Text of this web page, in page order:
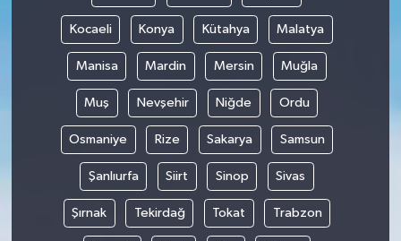
Kocaeli Konya Kütahya Malatya
Manisa Mardin Mersin Muğla
Muş Nevşehir Niğde Ordu
Osmaniye Rize Sakarya Samsun
Şanlıurfa Siirt Sinop Sivas
Şırnak Tekirdağ Tokat Trabzon